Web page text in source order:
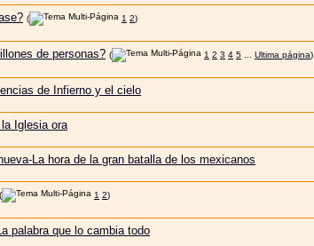
( 1 2)
de personas? ( 1 2 3 4 5 Ultima página)
de Infierno y el cielo
Iglesia ora
La hora de la gran batalla de los mexicanos
( 1 2)
palabra que lo cambia todo